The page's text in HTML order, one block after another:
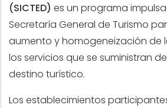
(SICTED) es un programa
Secretaría General de Turismo
aumento y homogeneización de
los servicios que se suministran
destino turístico.
Los establecimientos